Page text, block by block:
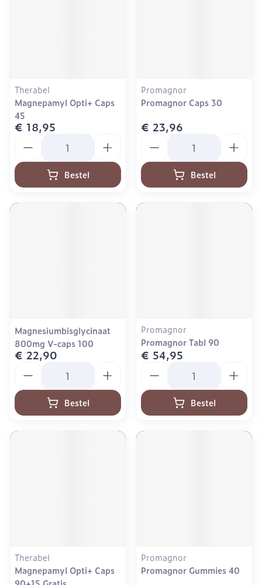
Therabel
Magnepamyl Opti+ Caps
45
€ 18,95
Bestel
Promagnor
Promagnor Caps 30
€ 23,96
Bestel
Magnesiumbisglycinaat
800mg V-caps 100
€ 22,90
Bestel
Promagnor
Promagnor Tabl 90
€ 54,95
Bestel
Therabel
Magnepamyl Opti+ Caps
Promagnor
Promagnor Gummies 40